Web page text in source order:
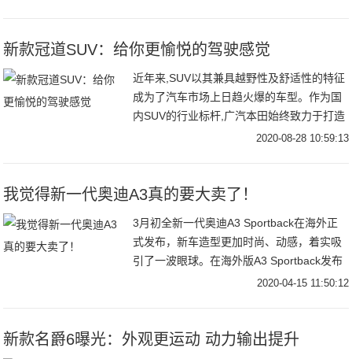
新款冠道SUV：给你更愉悦的驾驶感觉
近年来,SUV以其兼具越野性及舒适性的特征
成为了汽车市场上日趋火爆的车型。作为国
内SUV的行业标杆,广汽本田始终致力于打造
适合中国消费者的SUV车型,每一款产品
2020-08-28 10:59:13
我觉得新一代奥迪A3真的要大卖了！
3月初全新一代奥迪A3 Sportback在海外正
式发布，新车造型更加时尚、动感，着实吸
引了一波眼球。在海外版A3 Sportback发布
不久后，国产版本的A3 Sportback和A3L加
2020-04-15 11:50:12
新款名爵6曝光：外观更运动 动力输出提升